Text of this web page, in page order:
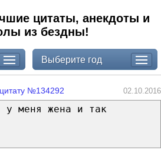
цитаты, анекдоты и
из бездны!
Выберите год
№134292 02.10.2016
у меня жена и так